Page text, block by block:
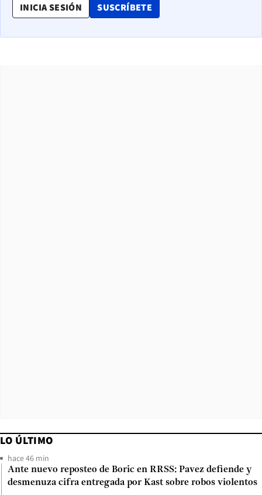
INICIA SESIÓN SUSCRÍBETE
OPENS IN NEW WINDOW
LO ÚLTIMO
hace 46 min
Ante nuevo reposteo de Boric en RRSS: Pavez defiende y
desmenuza cifra entregada por Kast sobre robos violentos